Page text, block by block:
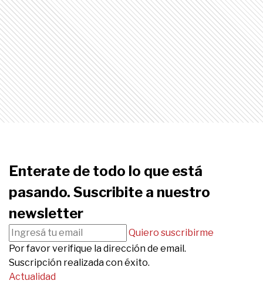
Enterate de todo lo que está
pasando. Suscribite a nuestro
newsletter
Quiero suscribirme
Por favor verifique la dirección de email.
Suscripción realizada con éxito.
Actualidad